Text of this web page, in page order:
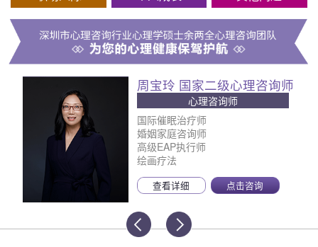
周宝玲 国家二级心理咨询师
心理咨询师
国际催眠治疗师
婚姻家庭咨询师
高级EAP执行师
绘画疗法
查看详细 点击咨询